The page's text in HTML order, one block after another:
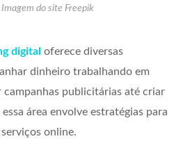
Imagem do site Freepik
digital oferece diversas
dinheiro trabalhando em
campanhas publicitárias até criar
área envolve estratégias para
online.